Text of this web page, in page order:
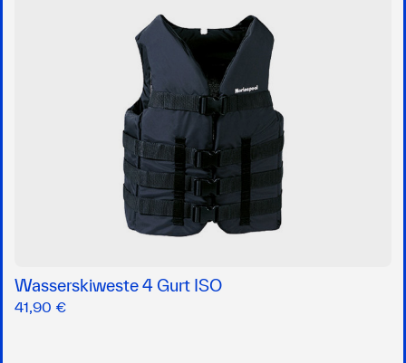
Wasserskiweste 4 Gurt ISO
41,90 €